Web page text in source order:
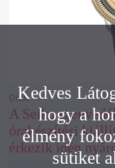
A Seiko
órakészítési
érkezik idén
Divat
Kedves
hogy a
élmény
sütiket